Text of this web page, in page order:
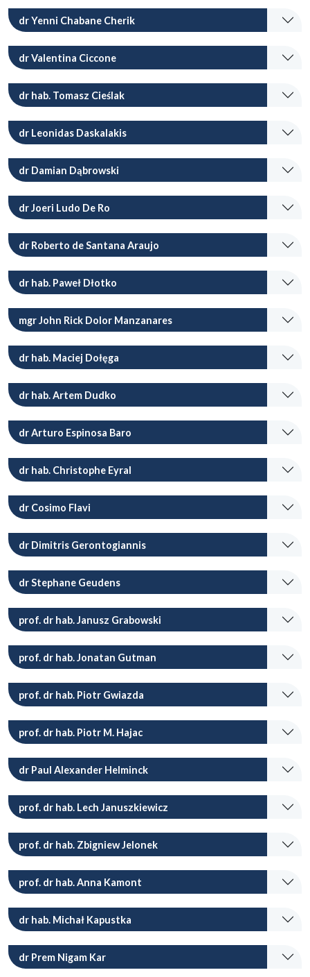
dr Yenni Chabane Cherik
dr Valentina Ciccone
dr hab. Tomasz Cieślak
dr Leonidas Daskalakis
dr Damian Dąbrowski
dr Joeri Ludo De Ro
dr Roberto de Santana Araujo
dr hab. Paweł Dłotko
mgr John Rick Dolor Manzanares
dr hab. Maciej Dołęga
dr hab. Artem Dudko
dr Arturo Espinosa Baro
dr hab. Christophe Eyral
dr Cosimo Flavi
dr Dimitris Gerontogiannis
dr Stephane Geudens
prof. dr hab. Janusz Grabowski
prof. dr hab. Jonatan Gutman
prof. dr hab. Piotr Gwiazda
prof. dr hab. Piotr M. Hajac
dr Paul Alexander Helminck
prof. dr hab. Lech Januszkiewicz
prof. dr hab. Zbigniew Jelonek
prof. dr hab. Anna Kamont
dr hab. Michał Kapustka
dr Prem Nigam Kar